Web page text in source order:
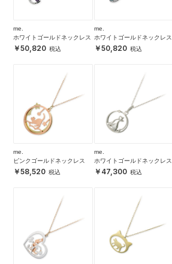
me.
ホワイトゴールドネックレス
50,820
me.
ホワイトゴールドネックレス
50,820
me.
ピンクゴールドネックレス
58,520
me.
ホワイトゴールドネックレス
47,300